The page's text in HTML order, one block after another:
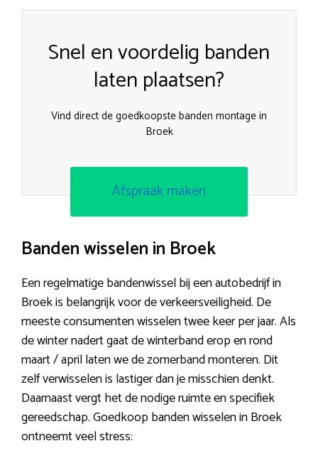
Snel en voordelig banden
laten plaatsen?
Vind direct de goedkoopste banden montage in
Broek
Afspraak maken
Banden wisselen in Broek
Een regelmatige bandenwissel bij een autobedrijf in
Broek is belangrijk voor de verkeersveiligheid. De
meeste consumenten wisselen twee keer per jaar. Als
de winter nadert gaat de winterband erop en rond
maart / april laten we de zomerband monteren. Dit
zelf verwisselen is lastiger dan je misschien denkt.
Daarnaast vergt het de nodige ruimte en specifiek
gereedschap. Goedkoop banden wisselen in Broek
ontneemt veel stress: